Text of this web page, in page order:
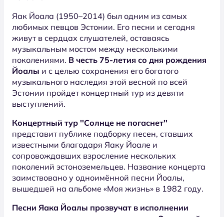
Яак Йоала (1950–2014) был одним из самых
любимых певцов Эстонии. Его песни и сегодня
живут в сердцах слушателей, оставаясь
музыкальным мостом между несколькими
поколениями. В честь 75-летия со дня рождения
Йоалы и с целью сохранения его богатого
музыкального наследия этой весной по всей
Эстонии пройдет концертный тур из девяти
выступлений.
Концертный тур ''Солнце не погаснет''
представит публике подборку песен, ставших
известными благодаря Яаку Йоале и
сопровождавших взросление нескольких
поколений эстоноземельцев. Название концерта
заимствовано у одноимённой песни Йоалы,
вышедшей на альбоме «Моя жизнь» в 1982 году.
Песни Яака Йоалы прозвучат в исполнении